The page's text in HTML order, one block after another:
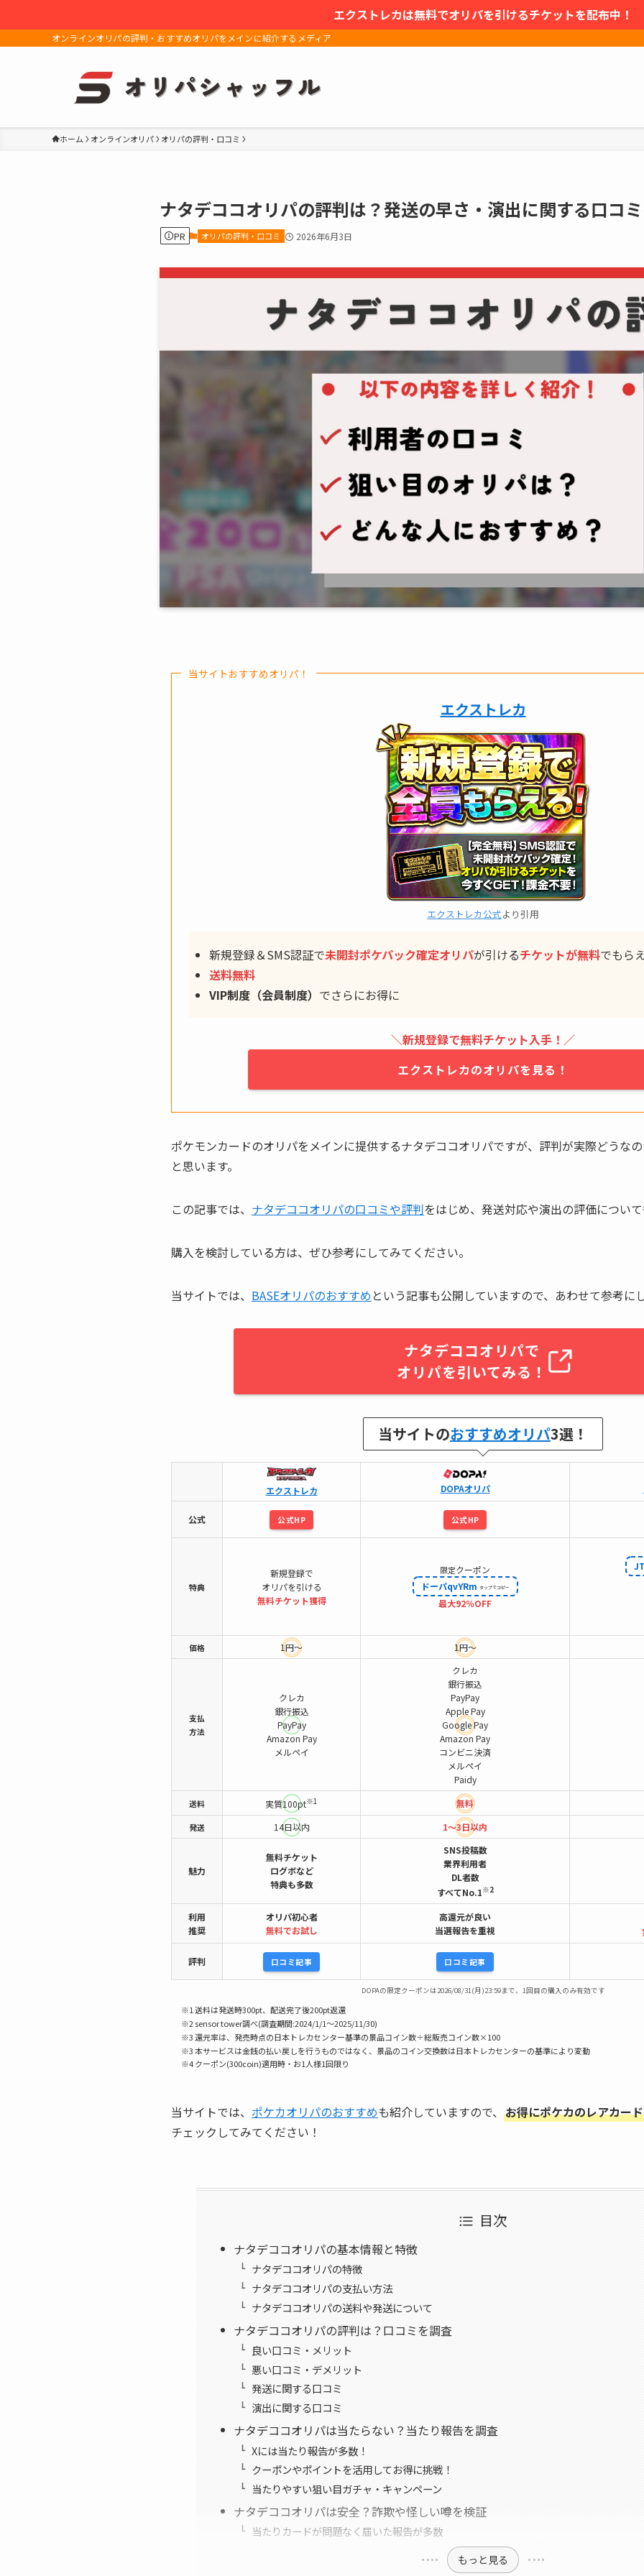
エクストレカは無料でオリパを引けるチケットを配布中！
オンラインオリパの評判・おすすめオリパをメインに紹介するメディア
ホーム オンラインオリパ オリパの評判・口コミ
ナタデココオリパの評判は？発送の早さ・演出に関する口コ
PR オリパの評判・口コミ 2026年6月3日
当サイトおすすめオリパ！
エクストレカ
エクストレカ公式より引用
新規登録＆SMS認証で未開封ポケパック確定オリパが引けるチケットが無料でもら
送料無料
VIP制度（会員制度） でさらにお得に
＼新規登録で無料チケット入手！／
エクストレカのオリパを見る！
ポケモンカードのオリパをメインに提供するナタデココオリパですが、評判が実際どうな
と思います。
この記事では、 ナタデココオリパの口コミや評判をはじめ、発送対応や演出の評価につい
購入を検討している方は、ぜひ参考にしてみてください。
当サイトでは、 BASEオリパのおすすめ という記事も公開していますので、あわせて参考に
ナタデココオリパで
オリパを引いてみる！
当サイトのおすすめオリパ3選！
エクストレカ DOPAオリパ
公式 公式HP 公式HP
特典
新規登録で
オリパを引ける
無料チケット獲得
限定クーポン
ドーパqvYRm
最大92％OFF
価格 1円～ 1円～
支払
方法
クレカ
銀行振込
PayPay
Amazon Pay
メルペイ
クレカ
銀行振込
PayPay
Apple Pay
Google Pay
Amazon Pay
コンビニ決済
メルペイ
Paidy
送料 実質100pt※1 無料
発送 14日以内 1～3日以内
魅力
無料チケット
ログボなど
特典も多数
SNS投稿数
業界利用者
DL者数
すべてNo.1※2
利用
推奨
オリパ初心者
無料でお試し
高還元が良い
当選報告を重視
評判 口コミ記事 口コミ記事
DOPAの限定クーポンは2026/08/31(月)23:59まで、1回目の購入のみ有効です
※1 送料は発送時300pt、配送完了後200pt返還
※2 sensor tower調べ(調査期間:2024/1/1〜2025/11/30)
※3 還元率は、発売時点の日本トレカセンター基準の景品コイン数÷総販売コイン数×100
※3 本サービスは金銭の払い戻しを行うものではなく、景品のコイン交換数は日本トレカセンターの基準により変動
※4 クーポン(300coin)適用時・お1人様1回限り
当サイトでは、 ポケカオリパのおすすめも紹介していますので、 お得にポケカのレアカー
チェックしてみてください！
目次
ナタデココオリパの基本情報と特徴
ナタデココオリパの特徴
ナタデココオリパの支払い方法
ナタデココオリパの送料や発送について
ナタデココオリパの評判は？口コミを調査
良い口コミ・メリット
悪い口コミ・デメリット
発送に関する口コミ
演出に関する口コミ
ナタデココオリパは当たらない？当たり報告を調査
Xには当たり報告が多数！
クーポンやポイントを活用してお得に挑戦！
当たりやすい狙い目ガチャ・キャンペーン
ナタデココオリパは安全？詐欺や怪しい噂を検証
当たりカードが問題なく届いた報告が多数
もっと見る